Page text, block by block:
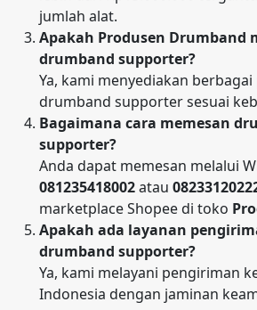
jumlah alat.
Apakah Produsen Drumband
drumband supporter?
Ya, kami menyediakan
drumband supporter sesuai
Bagaimana cara memesan
supporter?
Anda dapat memesan melalui
081235418002atau
marketplace Shopee di toko
Apakah ada layanan
drumband supporter?
Ya, kami melayani pengiriman
Indonesia dengan jaminan